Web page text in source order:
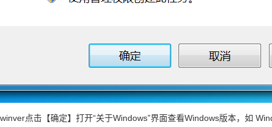
点击【确定】打开“关于Windows”界面查看Windows版本，如